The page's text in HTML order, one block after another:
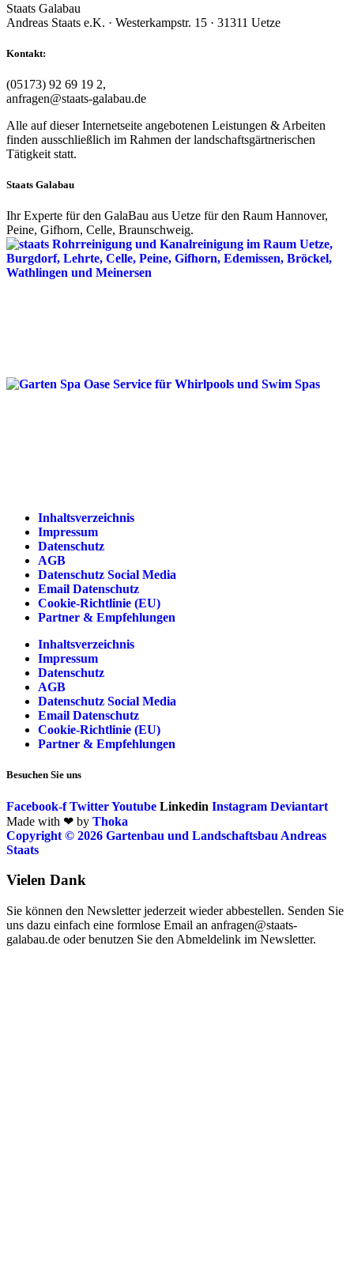
Staats Galabau
Andreas Staats e.K. · Westerkampstr. 15 · 31311 Uetze
Kontakt:
(05173) 92 69 19 2,
anfragen@staats-galabau.de
Alle auf dieser Internetseite angebotenen Leistungen & Arbeiten
finden ausschließlich im Rahmen der landschaftsgärtnerischen
Tätigkeit statt.
Staats Galabau
Ihr Experte für den GalaBau aus Uetze für den Raum Hannover,
Peine, Gifhorn, Celle, Braunschweig.
Inhaltsverzeichnis
Impressum
Datenschutz
AGB
Datenschutz Social Media
Email Datenschutz
Cookie-Richtlinie (EU)
Partner & Empfehlungen
Inhaltsverzeichnis
Impressum
Datenschutz
AGB
Datenschutz Social Media
Email Datenschutz
Cookie-Richtlinie (EU)
Partner & Empfehlungen
Besuchen Sie uns
Facebook-f TwitterYoutube Linkedin Instagram Deviantart
Made with ❤ by Thoka
Copyright © 2026 Gartenbau und Landschaftsbau Andreas
Staats
Vielen Dank
Sie können den Newsletter jederzeit wieder abbestellen. Senden Sie
uns dazu einfach eine formlose Email an anfragen@staats-
galabau.de oder benutzen Sie den Abmeldelink im Newsletter.